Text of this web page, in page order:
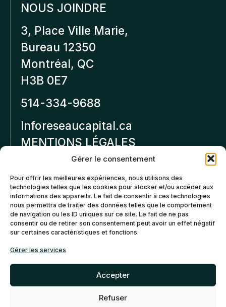
Gérer le consentement
Pour offrir les meilleures expériences, nous utilisons des
technologies telles que les cookies pour stocker et/ou accéder aux
informations des appareils. Le fait de consentir à ces technologies
nous permettra de traiter des données telles que le comportement
de navigation ou les ID uniques sur ce site. Le fait de ne pas
consentir ou de retirer son consentement peut avoir un effet négatif
sur certaines caractéristiques et fonctions.
Gérer les services
Accepter
Refuser
NOUS JOINDRE
3, Place Ville Marie,
Bureau 12350
Montréal, QC
H3B 0E7
514-334-9688
Inforeseaucapital.ca
MENTIONS LÉGALES
Politique de
confidentialité
Politiques d’annulation et
de remboursement
Politique de cookies (CA)
©2026 Réseau Capital. Tous